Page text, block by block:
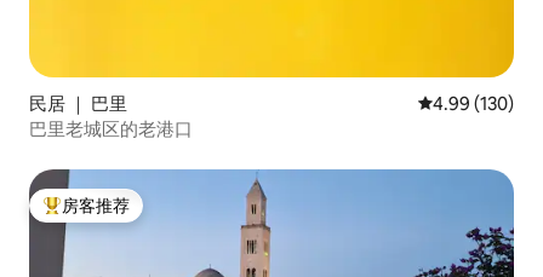
民居 ｜ 巴里 平均评分 4.99
4.99 (130)
巴里老城区的老港口
热门「房客推荐」
房客推荐